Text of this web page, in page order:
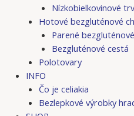
Nízkobielkovinové
Hotové bezgluténové
Parené
Bezgluténové cestá
Polotovary
INFO
Čo je celiakia
Bezlepkové výrobky